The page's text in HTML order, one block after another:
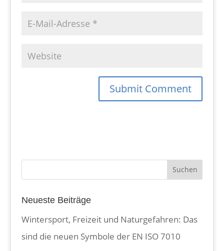
Neueste Beiträge
Wintersport, Freizeit und Naturgefahren: Das
sind die neuen Symbole der EN ISO 7010